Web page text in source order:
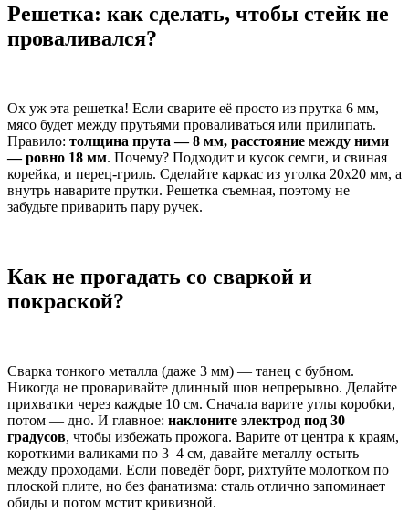
Решетка: как сделать, чтобы стейк не
проваливался?
Ох уж эта решетка! Если сварите её просто из прутка 6 мм,
мясо будет между прутьями проваливаться или прилипать.
Правило: толщина прута — 8 мм, расстояние между ними
— ровно 18 мм. Почему? Подходит и кусок семги, и свиная
корейка, и перец-гриль. Сделайте каркас из уголка 20х20 мм, а
внутрь наварите прутки. Решетка съемная, поэтому не
забудьте приварить пару ручек.
Как не прогадать со сваркой и
покраской?
Сварка тонкого металла (даже 3 мм) — танец с бубном.
Никогда не проваривайте длинный шов непрерывно. Делайте
прихватки через каждые 10 см. Сначала варите углы коробки,
потом — дно. И главное: наклоните электрод под 30
градусов, чтобы избежать прожога. Варите от центра к краям,
короткими валиками по 3–4 см, давайте металлу остыть
между проходами. Если поведёт борт, рихтуйте молотком по
плоской плите, но без фанатизма: сталь отлично запоминает
обиды и потом мстит кривизной.